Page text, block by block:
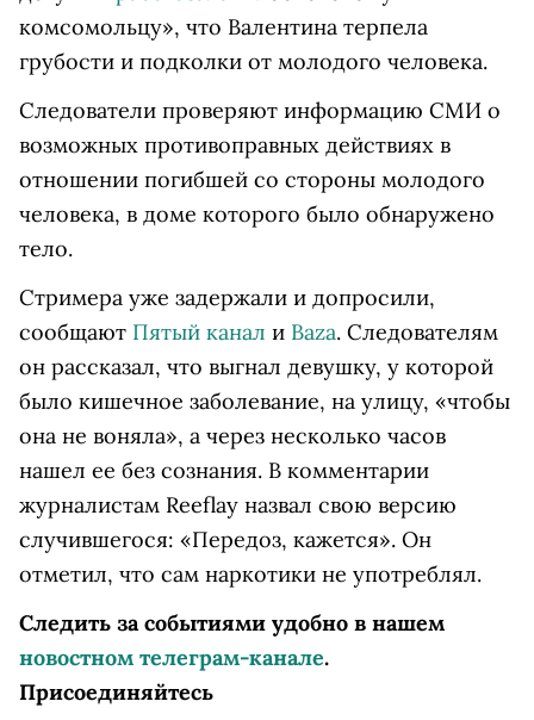
комсомольцу», что Валентина терпела
грубости и подколки от молодого человека.
Следователи проверяют информацию СМИ о
возможных противоправных действиях в
отношении погибшей со стороны молодого
человека, в доме которого было обнаружено
тело.
Стримера уже задержали и допросили,
сообщают Пятый канал и Baza. Следователям
он рассказал, что выгнал девушку, у которой
было кишечное заболевание, на улицу, «чтобы
она не воняла», а через несколько часов
нашел ее без сознания. В комментарии
журналистам Reeflay назвал свою версию
случившегося: «Передоз, кажется». Он
отметил, что сам наркотики не употреблял.
Следить за событиями удобно в нашем
новостном телеграм-канале.
Присоединяйтесь